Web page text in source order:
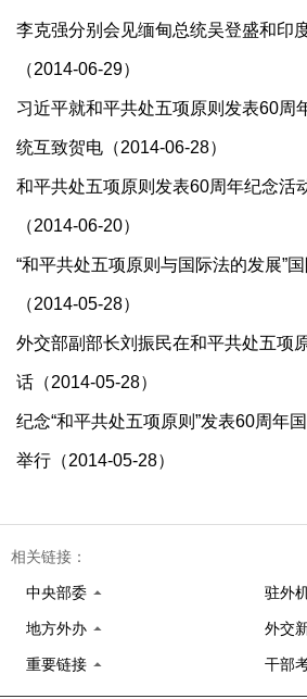
李克强分别会见缅甸总统吴登盛和印
（2014-06-29）
习近平就和平共处五项原则发表60周
统互致贺电（2014-06-28）
和平共处五项原则发表60周年纪念活
（2014-06-20）
“和平共处五项原则与国际法的发展”
（2014-05-28）
外交部副部长刘振民在和平共处五项
话（2014-05-28）
纪念“和平共处五项原则”发表60周年
举行（2014-05-28）
相关链接：
中央部委 驻外
地方外办 外交
重要链接 干部